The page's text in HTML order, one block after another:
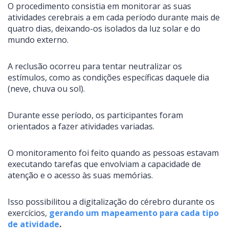
O procedimento consistia em monitorar as suas
atividades cerebrais a em cada período durante mais de
quatro dias, deixando-os isolados da luz solar e do
mundo externo.
A reclusão ocorreu para tentar neutralizar os
estímulos, como as condições específicas daquele dia
(neve, chuva ou sol).
Durante esse período, os participantes foram
orientados a fazer atividades variadas.
O monitoramento foi feito quando as pessoas estavam
executando tarefas que envolviam a capacidade de
atenção e o acesso às suas memórias.
Isso possibilitou a digitalização do cérebro durante os
exercícios, gerando um mapeamento para cada tipo
de atividade.